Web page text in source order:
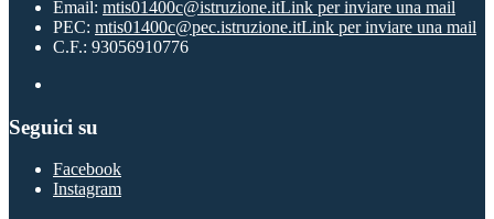
Email: mtis01400c@istruzione.itLink per inviare una mail
PEC: mtis01400c@pec.istruzione.itLink per inviare una mail
C.F.: 93056910776
Seguici su
Facebook
Instagram